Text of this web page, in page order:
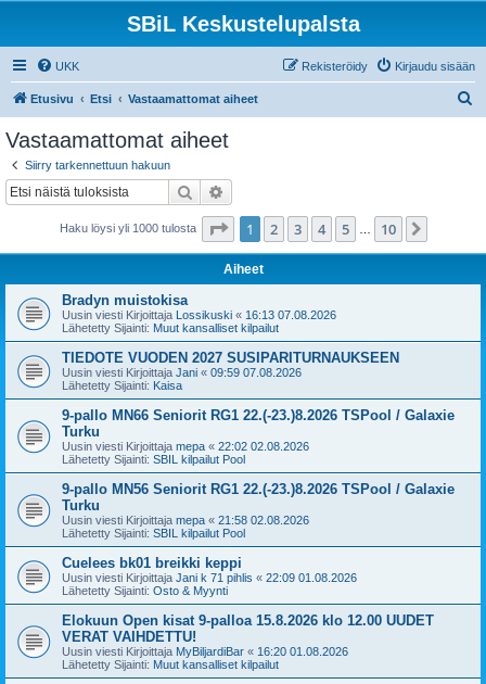
SBiL Keskustelupalsta
UKK Kirjaudu sisään
Rekisteröidy
Etusivu Etsi Vastaamattomat aiheet
Vastaamattomat aiheet
Siirry tarkennettuun hakuun
Etsi
Haku löysi yli 1000 tulosta Sivu /10
1 2 3 4 5 10
Aiheet
Bradyn muistokisa
Uusin viesti Kirjoittaja Lossikuski « 16:13 07.08.2026
Lähetetty Sijainti: Muut kansalliset kilpailut
TIEDOTE VUODEN 2027 SUSIPARITURNAUKSEEN
Uusin viesti Kirjoittaja Jani « 09:59 07.08.2026
Lähetetty Sijainti: Kaisa
9-pallo MN66 Seniorit RG1 22.(-23.)8.2026 TSPool / Galaxie
Turku
Uusin viesti Kirjoittaja mepa « 22:02 02.08.2026
Lähetetty Sijainti: SBIL kilpailut Pool
9-pallo MN56 Seniorit RG1 22.(-23.)8.2026 TSPool / Galaxie
Turku
Uusin viesti Kirjoittaja mepa « 21:58 02.08.2026
Lähetetty Sijainti: SBIL kilpailut Pool
Cuelees bk01 breikki keppi
Uusin viesti Kirjoittaja Jani k 71 pihlis « 22:09 01.08.2026
Lähetetty Sijainti: Osto & Myynti
Elokuun Open kisat 9-palloa 15.8.2026 klo 12.00 UUDET
VERAT VAIHDETTU!
Uusin viesti Kirjoittaja MyBiljardiBar « 16:20 01.08.2026
Lähetetty Sijainti: Muut kansalliset kilpailut